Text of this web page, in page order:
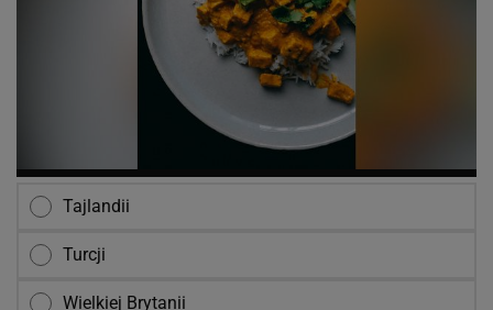
Tajlandii
Turcji
Wielkiej Brytanii